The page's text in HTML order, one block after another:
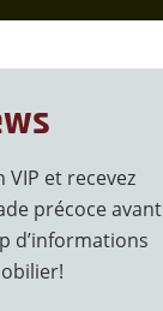
et recevez
précoce avant
d’informations